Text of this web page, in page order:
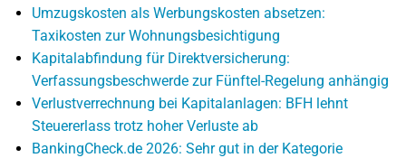
Umzugskosten als Werbungskosten absetzen:
Taxikosten zur Wohnungsbesichtigung
Kapitalabfindung für Direktversicherung:
Verfassungsbeschwerde zur Fünftel-Regelung anhängig
Verlustverrechnung bei Kapitalanlagen: BFH lehnt
Steuererlass trotz hoher Verluste ab
BankingCheck.de 2026: Sehr gut in der Kategorie